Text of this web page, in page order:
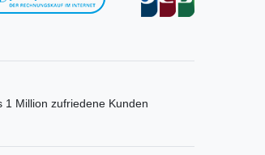
1 Million zufriedene Kunden